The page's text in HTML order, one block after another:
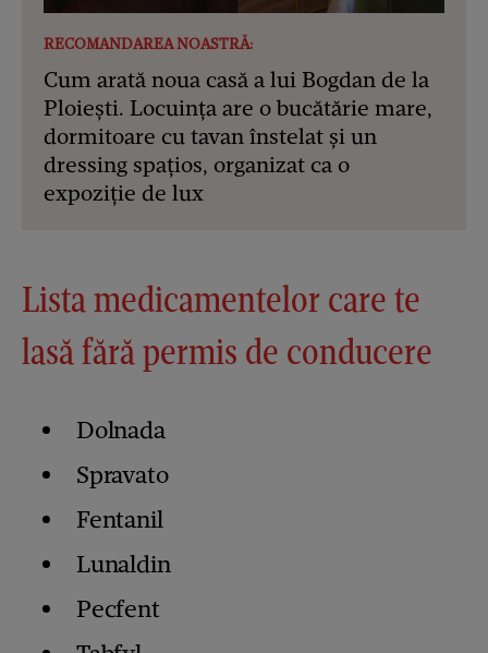
RECOMANDAREA NOASTRĂ:
Cum arată noua casă a lui Bogdan de la
Ploiești. Locuința are o bucătărie mare,
dormitoare cu tavan înstelat și un
dressing spațios, organizat ca o
expoziție de lux
Lista medicamentelor care te
lasă fără permis de conducere
Dolnada
Spravato
Fentanil
Lunaldin
Pecfent